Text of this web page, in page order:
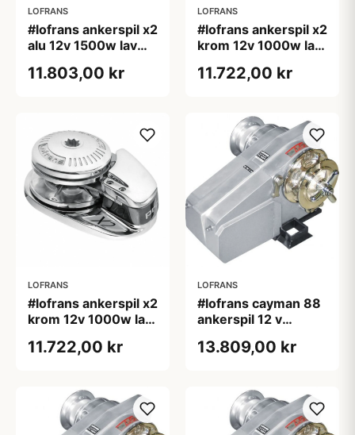
LOFRANS
#lofrans ankerspil x2
alu 12v 1500w lav
11.803,00 kr
LOFRANS
#lofrans ankerspil x2
krom 12v 1000w lav,
11.722,00 kr
LOFRANS
#lofrans ankerspil x2
krom 12v 1000w lav,
tov
11.722,00 kr
LOFRANS
#lofrans cayman 88
ankerspil 12 v
kæde 10 mm
13.809,00 kr